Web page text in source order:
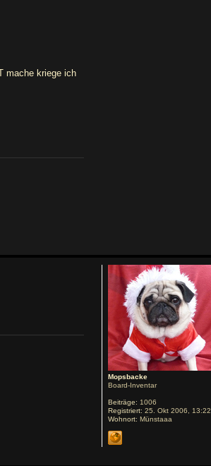
mache kriege ich
Mopsbacke
Board-Inventar
Beiträge: 1006
Registriert: 25. Okt 2006, 13:22
Wohnort: Münstaaa